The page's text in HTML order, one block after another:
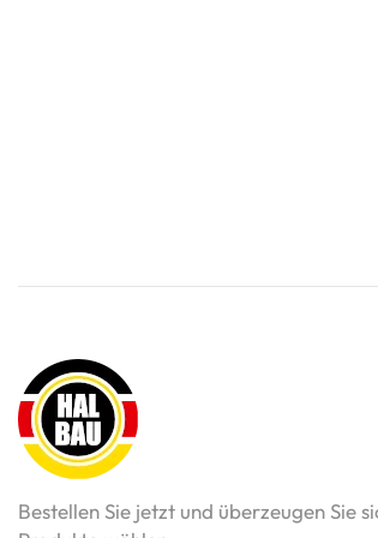
Bestellen Sie jetzt und überzeugen Sie